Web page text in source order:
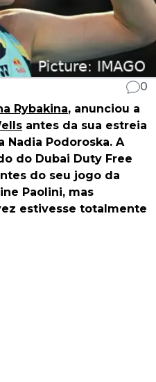
0
Rybakina, anunciou a
antes da sua estreia
Nadia Podoroska. A
do Dubai Duty Free
do seu jogo da
Paolini, mas
estivesse totalmente